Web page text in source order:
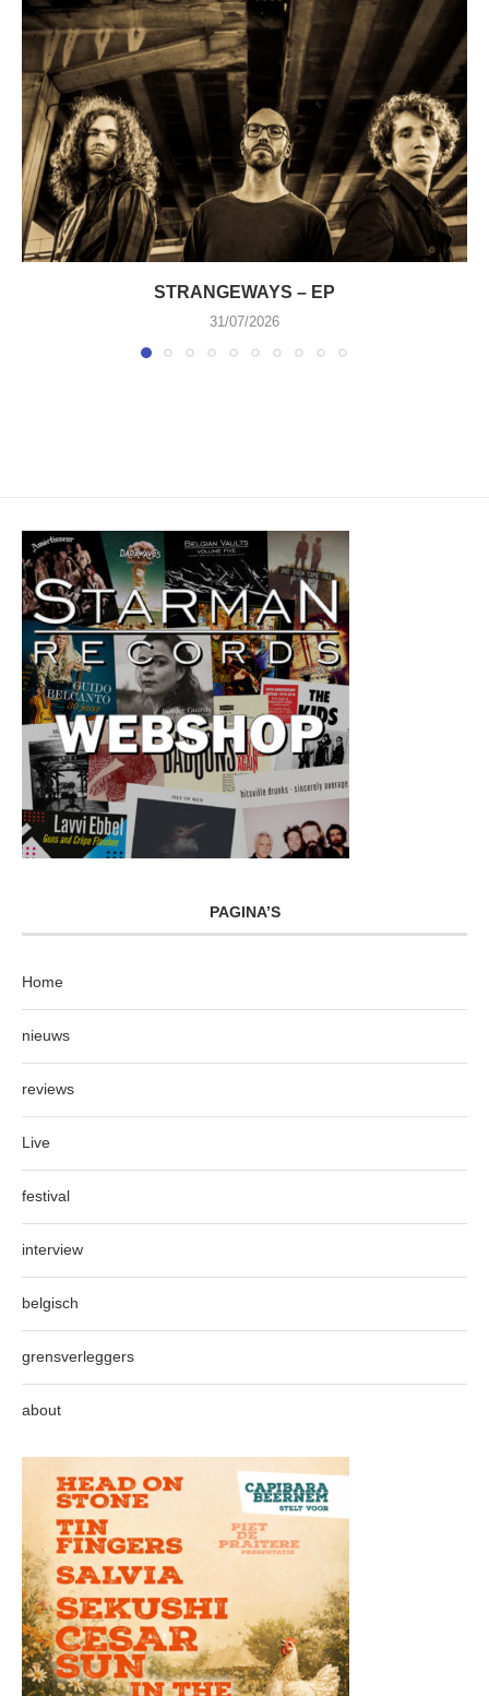
STRANGEWAYS – EP
31/07/2026
PAGINA’S
Home
nieuws
reviews
Live
festival
interview
belgisch
grensverleggers
about